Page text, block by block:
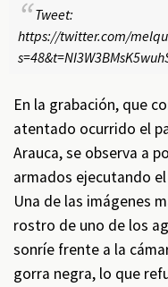
Tweet:
https://twitter.com/
En la grabación, que
atentado ocurrido el
Arauca, se observa a
armados ejecutando
Una de las imágenes
rostro de uno de los
sonríe frente a la
gorra negra, lo que